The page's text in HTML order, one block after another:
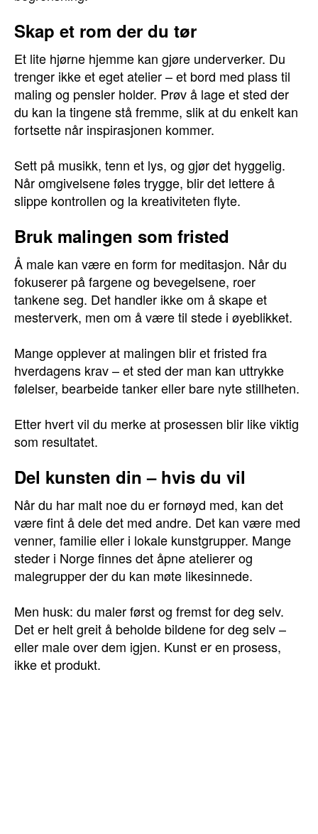
Skap et rom der du tør
Et lite hjørne hjemme kan gjøre underverker. Du
trenger ikke et eget atelier – et bord med plass til
maling og pensler holder. Prøv å lage et sted der
du kan la tingene stå fremme, slik at du enkelt kan
fortsette når inspirasjonen kommer.
Sett på musikk, tenn et lys, og gjør det hyggelig.
Når omgivelsene føles trygge, blir det lettere å
slippe kontrollen og la kreativiteten flyte.
Bruk malingen som fristed
Å male kan være en form for meditasjon. Når du
fokuserer på fargene og bevegelsene, roer
tankene seg. Det handler ikke om å skape et
mesterverk, men om å være til stede i øyeblikket.
Mange opplever at malingen blir et fristed fra
hverdagens krav – et sted der man kan uttrykke
følelser, bearbeide tanker eller bare nyte stillheten.
Etter hvert vil du merke at prosessen blir like viktig
som resultatet.
Del kunsten din – hvis du vil
Når du har malt noe du er fornøyd med, kan det
være fint å dele det med andre. Det kan være med
venner, familie eller i lokale kunstgrupper. Mange
steder i Norge finnes det åpne atelierer og
malegrupper der du kan møte likesinnede.
Men husk: du maler først og fremst for deg selv.
Det er helt greit å beholde bildene for deg selv –
eller male over dem igjen. Kunst er en prosess,
ikke et produkt.